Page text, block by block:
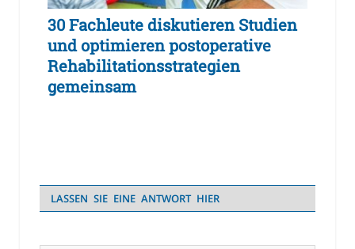
30 Fachleute diskutieren Studien
und optimieren postoperative
Rehabilitationsstrategien
gemeinsam
LASSEN SIE EINE ANTWORT HIER